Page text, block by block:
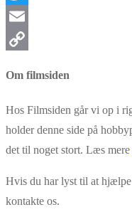
Twitter
Email
Om filmsiden
Hos Filmsiden går vi op i
holder denne side på
det til noget stort. Læs mere
Hvis du har lyst til at
kontakte os.